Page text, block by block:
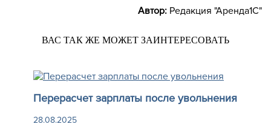
Автор: Редакция "Аренда1С"
ВАС ТАК ЖЕ МОЖЕТ ЗАИНТЕРЕСОВАТЬ
Перерасчет зарплаты после увольнения
28.08.2025